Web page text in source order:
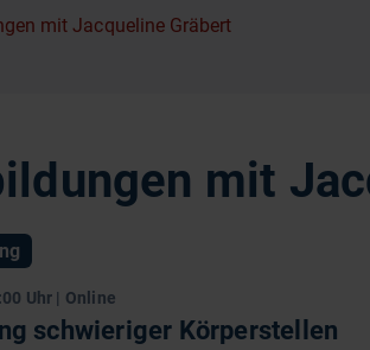
mit Jacqueline Gräbert
mit
Uhr | Online
schwieriger Körperstellen